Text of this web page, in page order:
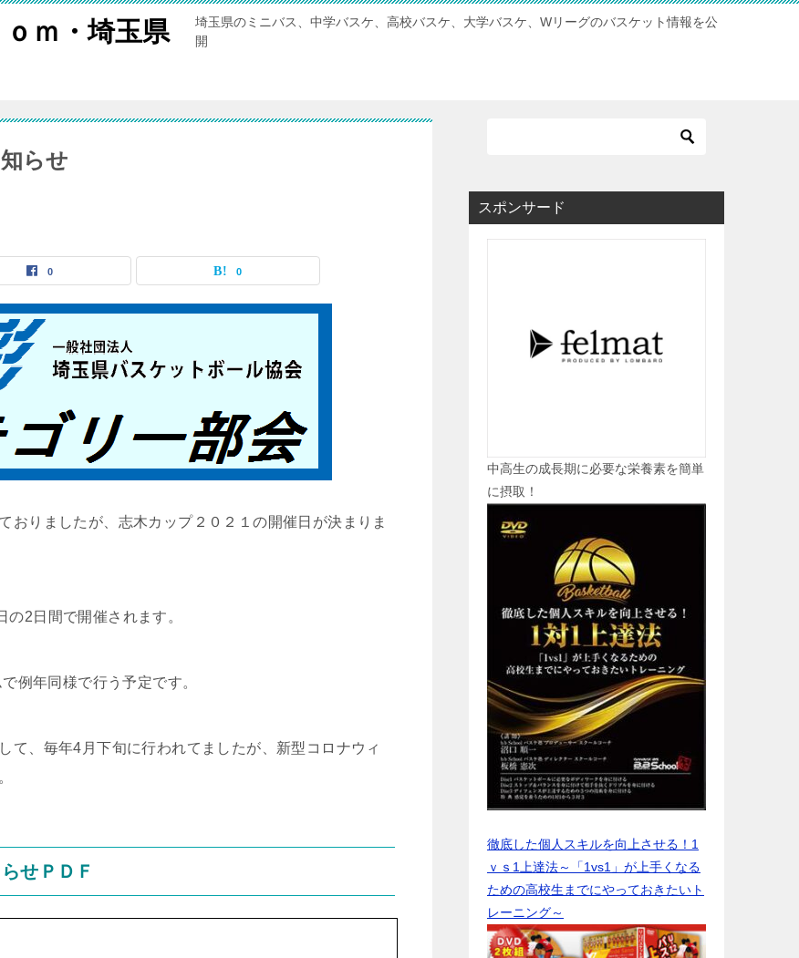
ｍ・埼玉県
埼玉県のミニバス、中学バスケ、高校バスケ、大学バスケ、Wリーグのバスケット情報を公
開
らせ
0 0
おりましたが、志木カップ２０２１の開催日が決まりま
2日間で開催されます。
例年同様で行う予定です。
て、毎年4月下旬に行われてましたが、新型コロナウィ
せＰＤＦ
スポンサード
中高生の成長期に必要な栄養素を簡単
に摂取！
徹底した個人スキルを向上させる！1
ｖｓ1上達法～「1vs1」が上手くなる
ための高校生までにやっておきたいト
レーニング～